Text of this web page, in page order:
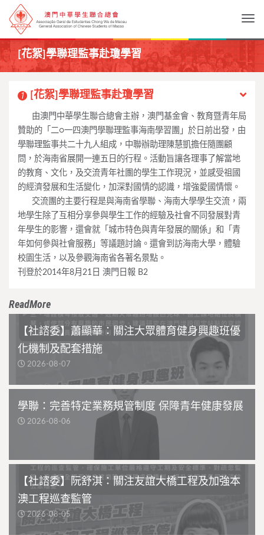
[花絮]學聯理監事赴瓊學習
1 [花絮]學聯理監事赴瓊學習
由澳門中華學生聯合總會主辦，澳門基金會、 教育暨青年局
贊助的「二○一四澳門學聯理監事海南學習團」於日前出發，由
學聯理監事共二十九人組成， 中聯辦助理陳慧凱擔任隨團顧
問，於海南省展開一連五日的行程。 活動旨讓各理事了解當地
的教育、文化， 及交流青年社團的學生工作現況， 並感受祖國
的經濟發展和生活變化，加深對國情的認識， 增強愛國情懷。
交流團的主要行程是與海南省學聯、海南大學學生交流， 兩
地學生除了互相分享參與學生工作的經驗及社會不同發展對青
年學生的影響，還會就「城市特色與青年發展的關係」和「青
年如何參與社會服務」等議題討論。還會到訪海南大學， 體驗
校園生活，以及參觀海南省各著名景點。
刊登於2014年8月21日 澳門日報 B2
ReadMore
【社諮委】蕭顯華：關注大眾體育健身興趣班優
化機制及配套措施
2026-08-07
學聯：完善特定業務規管制度 保障青年健康發展
2026-08-06
【社諮委】阮舒淇：關注友誼大橋工程及加強本
澳工程巡查監管
2026-08-05